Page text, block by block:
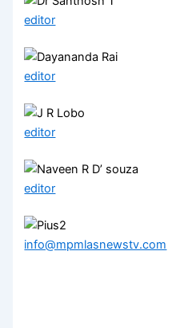
editor
editor
editor
editor
info@mpmlasnewstv.com